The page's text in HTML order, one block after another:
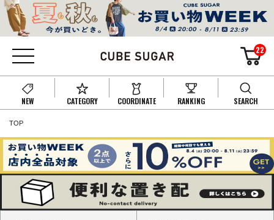
22
NEW CATEGORY COORDINATE RANKING SEARCH
TOP